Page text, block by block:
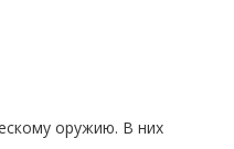
оружию. В них